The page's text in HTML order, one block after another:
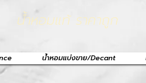
น้ำหอมแท้ ราคาถูก
น้ำหอมแบ่งขาย/Decant